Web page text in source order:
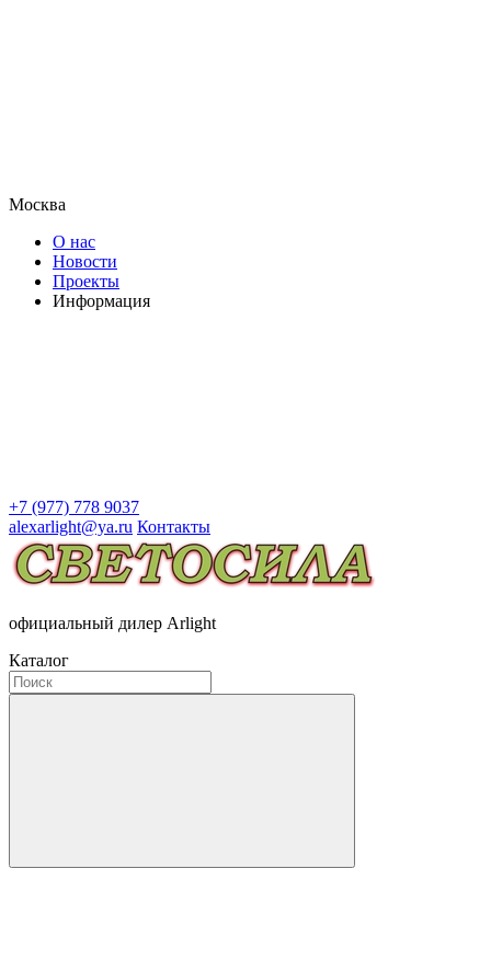
Москва
О нас
Новости
Проекты
Информация
+7 (977) 778 9037
alexarlight@ya.ru Контакты
официальный дилер Arlight
Каталог